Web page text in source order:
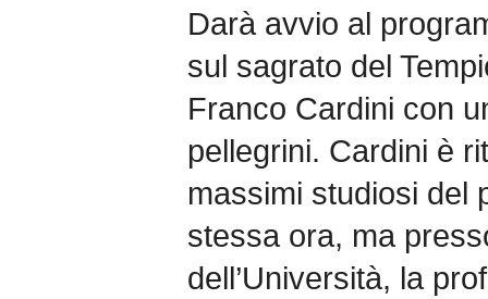
Darà avvio al
sul sagrato del
Franco Cardini con
pellegrini. Cardini è
massimi studiosi del
stessa ora, ma
dell’Università, la